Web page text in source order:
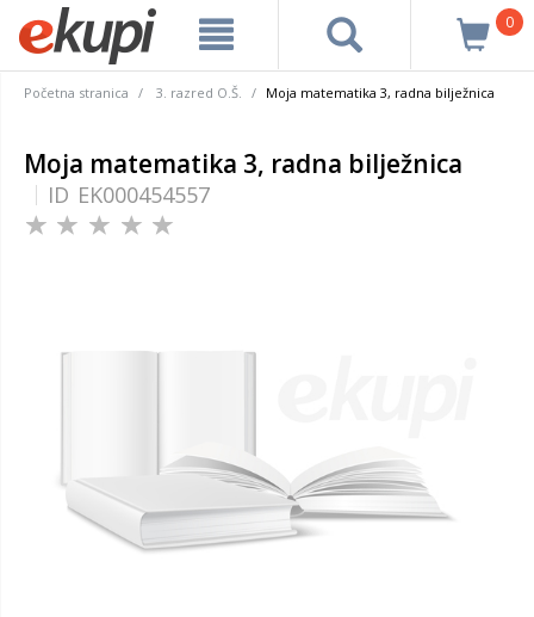
0
Početna stranica 3. razred O.Š. Moja matematika 3, radna bilježnica
Moja matematika 3, radna bilježnica
ID EK000454557